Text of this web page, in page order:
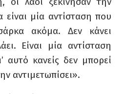
μία αντίσταση που
ακόμα. Δεν κάνει
Είναι μία αντίσταση
αυτό κανείς δεν μπορεί
αντιμετωπίσει».